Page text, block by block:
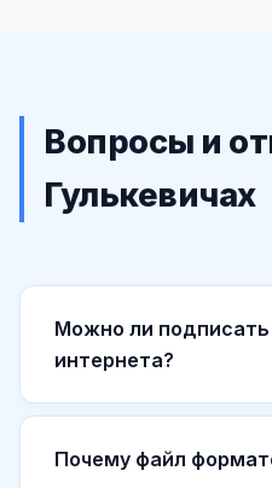
Вопросы и
Гулькевичах
Можно ли
интернета?
Почему файл